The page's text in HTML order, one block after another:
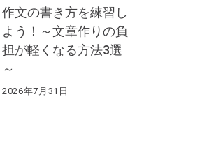
作文の書き方を練習し
よう！～文章作りの負
担が軽くなる方法3選
～
2026年7月31日